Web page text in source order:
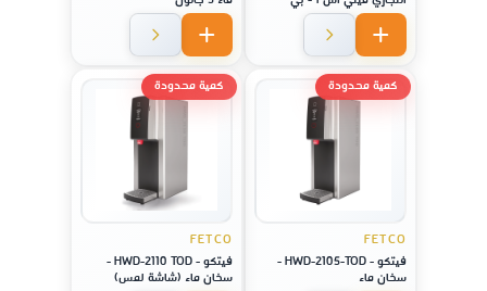
كمية محدودة
FETCO
فيتكو - HWD-2105-TOD -
سخان ماء
كمية محدودة
FETCO
فيتكو - HWD-2110 TOD -
سخان ماء (شاشة لمس)